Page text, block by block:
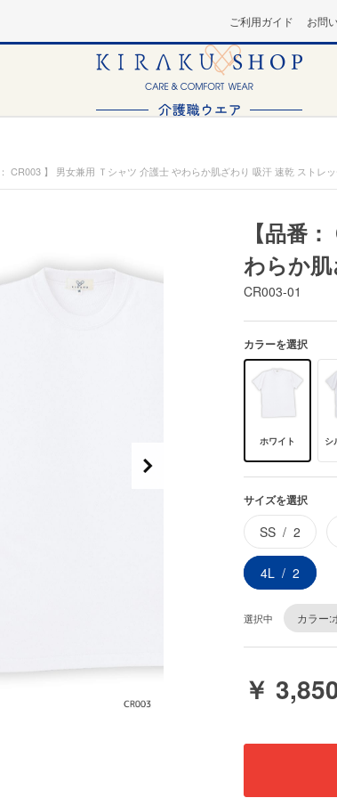
ご利用ガイド お問
CR003 】 男女兼用 Ｔシャツ 介護士 やわらか肌ざわり 吸汗 速乾 ストレ
【品番
わらか
CR003-01
カラーを選択
ホワイト シ
サイズを選択
SS 2
4L 2
選択中 カラー:
￥